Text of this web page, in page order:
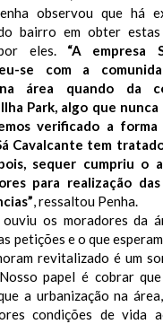
observou que há
bairro em obter
eles. “A empresa
se com a
área quando da
Park, algo que
verificado a forma
Cavalcante tem
sequer cumpriu o
para realização
, ressaltou Penha.
os moradores da
petições e o que
revitalizado é um
papel é cobrar
a urbanização na
condições de vida